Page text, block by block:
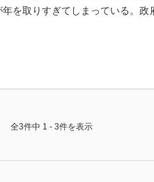
リア抑留者達の歴史を忘れては
を取りすぎてしまっている。政
全3件中 1 - 3件を表示